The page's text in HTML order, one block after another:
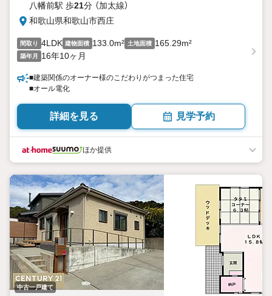
八幡前駅 歩21分 （加太線）
和歌山県和歌山市西庄
間取り 4LDK 建物面積 133.0m² 土地面積 165.29m²
築年月 16年10ヶ月
■建築関係のオーナー様のこだわりがつまった住宅
■オール電化
詳細を見る 見学予約
ほか提供
中古一戸建て